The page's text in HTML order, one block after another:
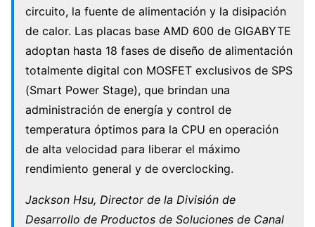
circuito, la fuente de alimentación y la disipación
de calor. Las placas base AMD 600 de GIGABYTE
adoptan hasta 18 fases de diseño de alimentación
totalmente digital con MOSFET exclusivos de SPS
(Smart Power Stage), que brindan una
administración de energía y control de
temperatura óptimos para la CPU en operación
de alta velocidad para liberar el máximo
rendimiento general y de overclocking.
Jackson Hsu, Director de la División de
Desarrollo de Productos de Soluciones de Canal